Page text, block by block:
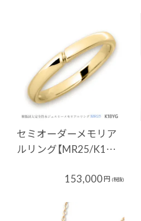
セミオーダーメモリア
ルリング【MR25/K1…
153,000円 (税抜)